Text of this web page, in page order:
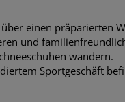
einen präparierten
und
wandern.
Sportgeschäft